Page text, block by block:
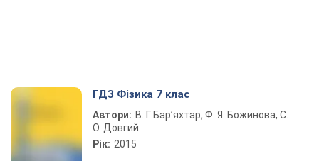
ГДЗ Фізика 7 клас
Автори: В. Г. Бар’яхтар, Ф. Я. Божинова, С.
О. Довгий
Рік: 2015